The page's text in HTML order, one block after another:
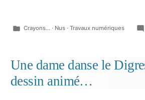
Publié
Crayons... · Nus· Travaux numériques
Une dame danse le
dessin animé…